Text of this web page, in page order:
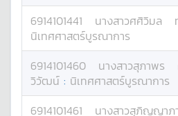
6914101441 นางสาวศศิวิมล
นิเทศศาสตร์บูรณาการ
6914101460 นางสาวสุภาพร
วิวัฒน์ : นิเทศศาสตร์บูรณาการ
6914101461 นางสาวสุภิญญาภ